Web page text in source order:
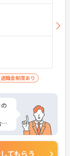
退職金制度あり
てもらう